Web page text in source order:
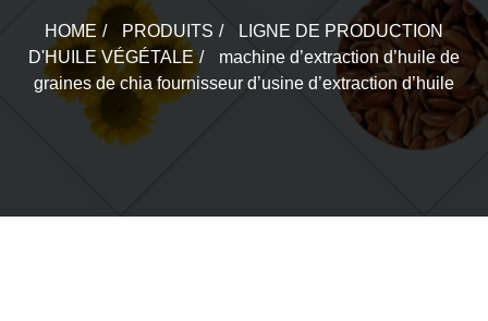
HOME PRODUITS
LIGNE DE PRODUCTION
D'HUILE VÉGÉTALE
machine d’extraction d’huile de
graines de chia fournisseur d’usine d’extraction d’huile